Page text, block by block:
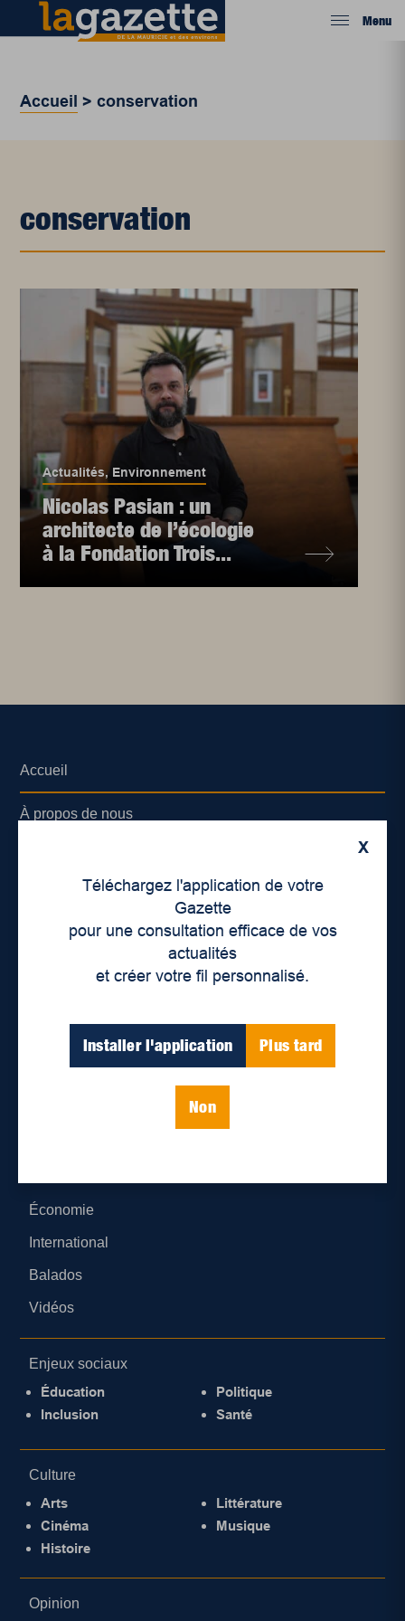
Menu
Accueil >conservation
conservation
Actualités, Environnement
Nicolas Pasian : un
architecte de l’écologie
à la Fondation Trois...
X
Téléchargez l'application de votre
Gazette
pour une consultation efficace de vos
actualités
et créer votre fil personnalisé.
Installer l'application Plus tard
Non
Accueil
À propos de nous
Lieux de distribution
Économie
International
Balados
Vidéos
Enjeux sociaux
Éducation
Inclusion
Politique
Santé
Culture
Arts
Cinéma
Histoire
Littérature
Musique
Opinion